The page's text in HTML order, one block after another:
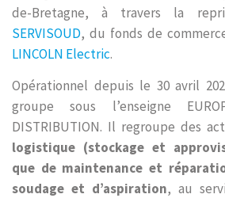
de-Bretagne, à travers la
SERVISOUD, du fonds de
LINCOLN Electric.
Opérationnel depuis le 30 avril
groupe sous l’enseigne
DISTRIBUTION. Il regroupe des
logistique (stockage et
que de maintenance et
soudage et d’aspiration, au